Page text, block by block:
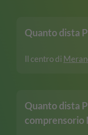
Quanto dista
Il centro di
Quanto dista
comprensorio